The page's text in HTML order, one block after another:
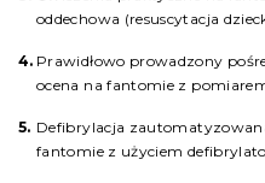
oddechowa (resuscytacja
Prawidłowo prowadzony
ocena na fantomie z
Defibrylacja
fantomie z użyciem